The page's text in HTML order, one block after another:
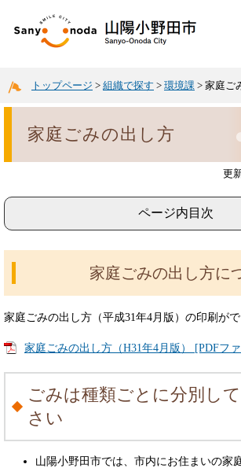
トップページ > 組織で探す > 環境課 > 家庭ご
家庭ごみの出し方
更
ページ内目次
家庭ごみの出し方に
家庭ごみの出し方（平成31年4月版）の印刷がで
家庭ごみの出し方（H31年4月版） [PDFフ
ごみは種類ごとに分別し
さい
山陽小野田市では、市内にお住まいの家